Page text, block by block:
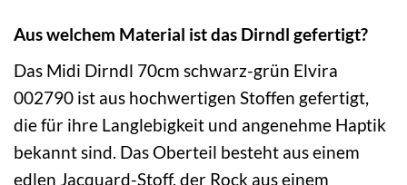
Aus welchem Material ist das Dirndl gefertigt?
Das Midi Dirndl 70cm schwarz-grün Elvira
002790 ist aus hochwertigen Stoffen gefertigt,
die für ihre Langlebigkeit und angenehme Haptik
bekannt sind. Das Oberteil besteht aus einem
edlen Jacquard-Stoff, der Rock aus einem